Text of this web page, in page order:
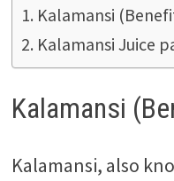
Kalamansi
Kalamansi Juice
Kalamansi
Kalamansi, also